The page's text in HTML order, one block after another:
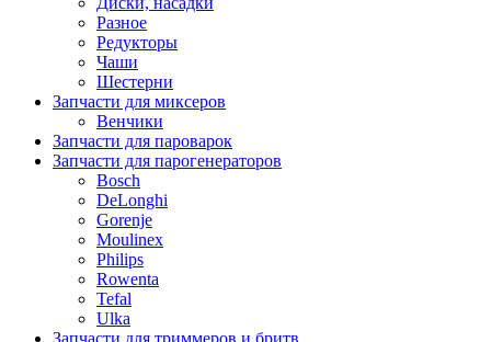
Разное
Редукторы
Чаши
Шестерни
Запчасти для миксеров
Венчики
Запчасти для пароварок
Запчасти для парогенераторов
Bosch
DeLonghi
Gorenje
Moulinex
Philips
Rowenta
Tefal
Ulka
Запчасти для триммеров и бритв